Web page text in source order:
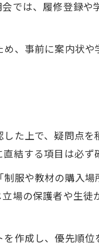
ナーや準備法の紹介
敗を防ぐ挨拶と振
質問や相談時の注意
入学説明会の活用術
大限活用するため
問や不安を解消す
験談から学ぶポイ
た情報を入学準備
では、履修登録
、事前に案内状
た上で、疑問点
結する項目は必ず
服や教材の購入
場の保護者や生
作成し、優先順位